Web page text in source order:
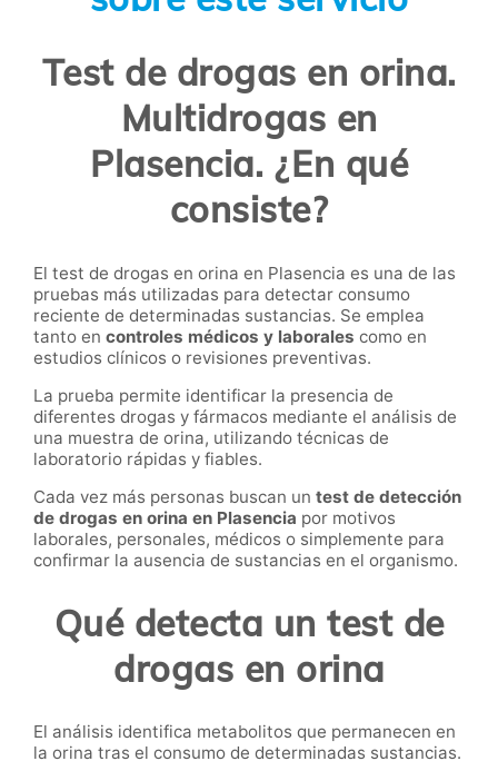
Test de drogas en orina.
Multidrogas en
Plasencia. ¿En qué
consiste?
El test de drogas en orina en Plasencia es una de las
pruebas más utilizadas para detectar consumo
reciente de determinadas sustancias. Se emplea
tanto en controles médicos y laborales como en
estudios clínicos o revisiones preventivas.
La prueba permite identificar la presencia de
diferentes drogas y fármacos mediante el análisis de
una muestra de orina, utilizando técnicas de
laboratorio rápidas y fiables.
Cada vez más personas buscan un test de detección
de drogas en orina en Plasencia por motivos
laborales, personales, médicos o simplemente para
confirmar la ausencia de sustancias en el organismo.
Qué detecta un test de
drogas en orina
El análisis identifica metabolitos que permanecen en
la orina tras el consumo de determinadas sustancias.